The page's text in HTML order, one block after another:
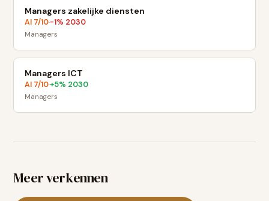
Managers zakelijke diensten
AI 7/10·-1% 2030
Managers
Managers ICT
AI 7/10·+5% 2030
Managers
Meer verkennen